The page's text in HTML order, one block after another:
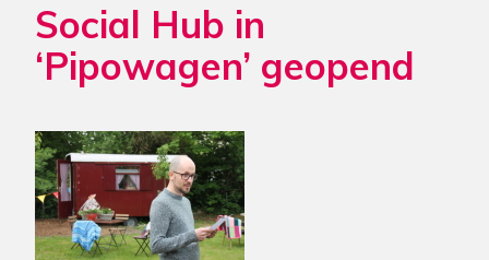
Social Hub in
‘Pipowagen’ geopend